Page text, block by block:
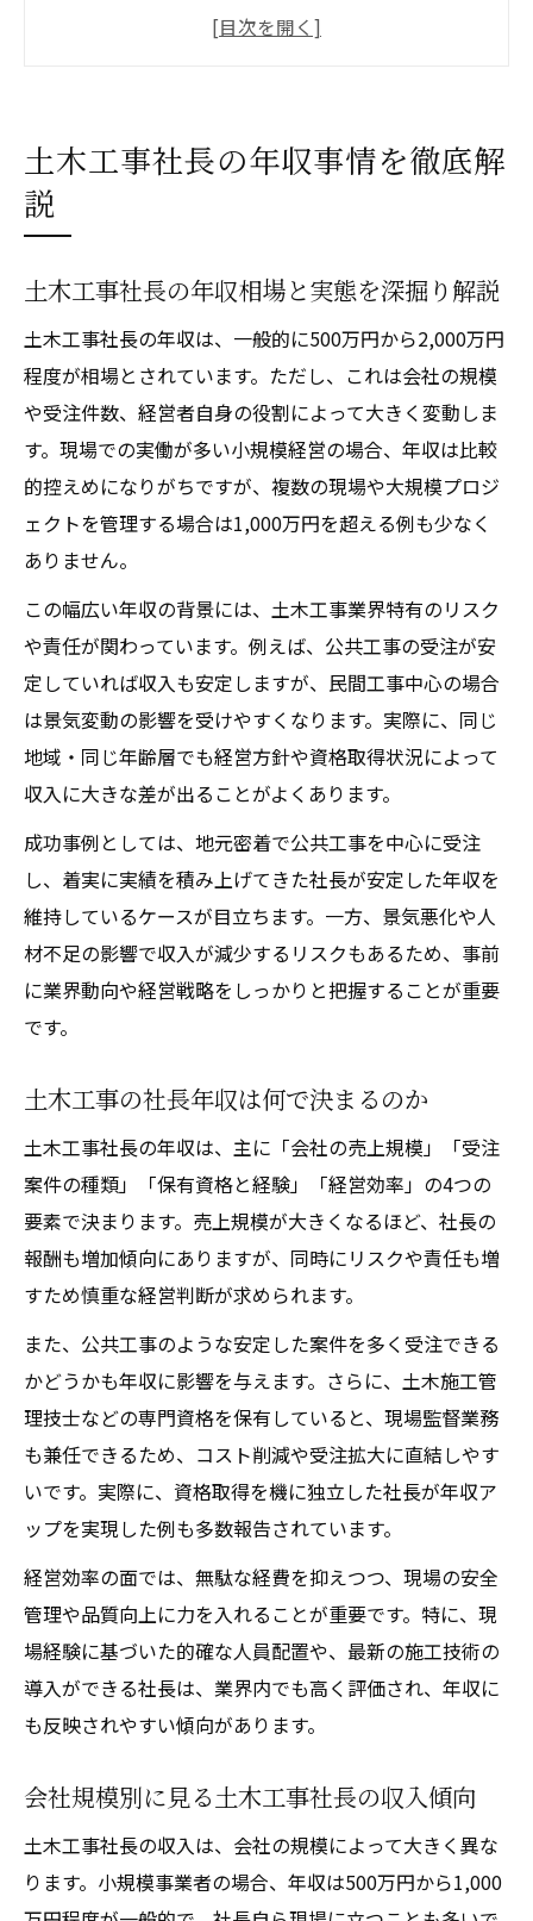
土木工事の社長年収は何で決まるのか
土木工事独立後の年収のリアルな変化とは
題
社長になる前に押さえたい土木工事経営の
現実
土木工事の独立は本当に儲かるのか実態分
析
土木工事経営に必要な知識とリスク管理の
重要性
土木工事で独立後に直面する経営の壁とは
年収相場が変わる土木工事社長の条件とは
土木工事社長の年収を左右する条件を解説
役員報酬や経営規模で異なる土木工事社長
の収入
従業員数と土木工事社長の年収の関係性
果
土木工事社長の役割分担が収入にどう影響
建設業の社長になるために必要な資格と実力
土木施工管理技士資格が社長に与える影響
独立時に必要な土木工事関連資格を整理
土木工事で経営者に求められる資質と能力
土木工事で成功する独立後の収入安定法
土木工事で独立後の安定収入を得るコツ
社長として収入を守る土木工事経営の工夫
土木工事独立後に重視すべき資金管理とは
営業力が土木工事社長の安定収入を支える
理由
土木工事での独立後に必要な契約管理の知
識
土木工事社長が感じる業界のやりがいと誇
り
土木工事の現場で社長が直面する主な課題
社長だからこそ分かる土木工事の魅力とは
今後の土木工事業界を担う社長の役割と展
望
土木工事社長の年収事情を徹底解
説
土木工事社長の年収相場と実態を深掘り解説
土木工事社長の年収は、一般的に500万円から2,000万円
程度が相場とされています。ただし、これは会社の規模
や受注件数、経営者自身の役割によって大きく変動しま
す。現場での実働が多い小規模経営の場合、年収は比較
的控えめになりがちですが、複数の現場や大規模プロジ
ェクトを管理する場合は1,000万円を超える例も少なく
ありません。
この幅広い年収の背景には、土木工事業界特有のリスク
や責任が関わっています。例えば、公共工事の受注が安
定していれば収入も安定しますが、民間工事中心の場合
は景気変動の影響を受けやすくなります。実際に、同じ
地域・同じ年齢層でも経営方針や資格取得状況によって
収入に大きな差が出ることがよくあります。
成功事例としては、地元密着で公共工事を中心に受注
し、着実に実績を積み上げてきた社長が安定した年収を
維持しているケースが目立ちます。一方、景気悪化や人
材不足の影響で収入が減少するリスクもあるため、事前
に業界動向や経営戦略をしっかりと把握することが重要
です。
土木工事の社長年収は何で決まるのか
土木工事社長の年収は、主に「会社の売上規模」「受注
案件の種類」「保有資格と経験」「経営効率」の4つの
要素で決まります。売上規模が大きくなるほど、社長の
報酬も増加傾向にありますが、同時にリスクや責任も増
すため慎重な経営判断が求められます。
また、公共工事のような安定した案件を多く受注できる
かどうかも年収に影響を与えます。さらに、土木施工管
理技士などの専門資格を保有していると、現場監督業務
も兼任できるため、コスト削減や受注拡大に直結しやす
いです。実際に、資格取得を機に独立した社長が年収ア
ップを実現した例も多数報告されています。
経営効率の面では、無駄な経費を抑えつつ、現場の安全
管理や品質向上に力を入れることが重要です。特に、現
場経験に基づいた的確な人員配置や、最新の施工技術の
導入ができる社長は、業界内でも高く評価され、年収に
も反映されやすい傾向があります。
会社規模別に見る土木工事社長の収入傾向
土木工事社長の収入は、会社の規模によって大きく異な
ります。小規模事業者の場合、年収は500万円から1,000